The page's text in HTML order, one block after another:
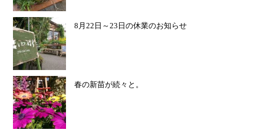
8月22日～23日の休業のお知らせ
春の新苗が続々と。